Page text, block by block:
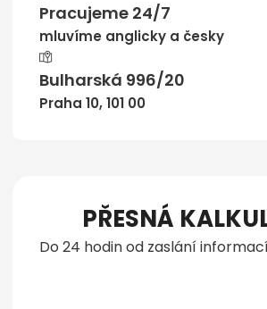
Pracujeme 24/7
mluvíme anglicky a česky
Bulharská 996/20
Praha 10, 101 00
PŘESNÁ
Do 24 hodin od zaslání